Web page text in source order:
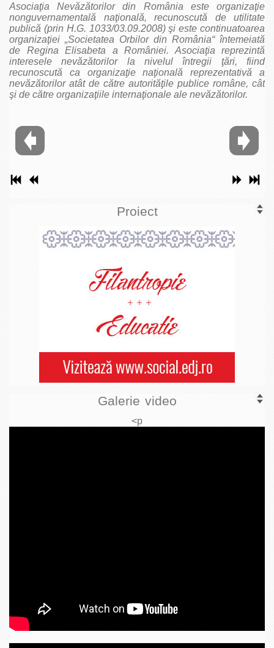
Asociaţia Nevăzătorilor din România este organizaţie
nonguvernamentală naţională, recunoscută de utilitate
publică (prin H.G. 1033/03.09.2008) şi este continuatoarea
organizaţiei „Societatea Orbilor din România“ întemeiată
de Regina Elisabeta a României. Asociaţia reprezintă
interesele nevăzătorilor la nivelul întregii ţări, fiind
recunoscută ca organizaţie naţională reprezentativă a
nevăzătorilor atât de către autorităţile publice române, cât
şi de către organizaţiile internaţionale ale nevăzătorilor.
Proiect
Galerie video
<p